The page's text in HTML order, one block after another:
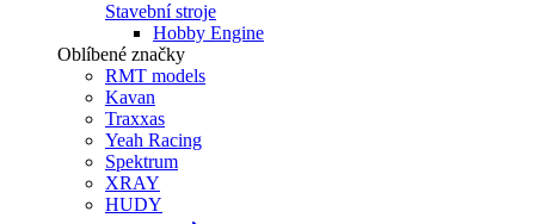
Stavební stroje
Hobby Engine
Oblíbené značky
RMT models
Kavan
Traxxas
Yeah Racing
Spektrum
XRAY
HUDY